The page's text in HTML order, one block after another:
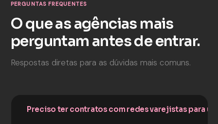
PERGUNTAS FREQUENTES
O que as agências mais
perguntam antes de entrar.
Respostas diretas para as dúvidas mais comuns.
Preciso ter contratos com redes varejistas para